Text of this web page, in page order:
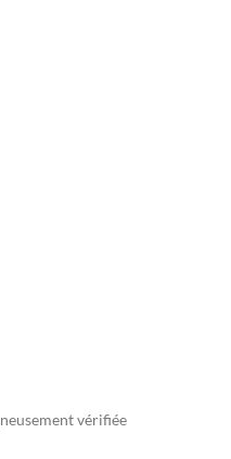
vérifiée